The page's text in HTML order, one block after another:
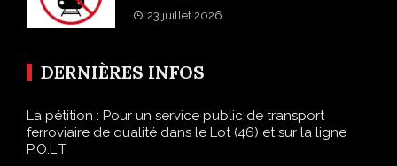
23 juillet 2026
DERNIÈRES INFOS
La pétition : Pour un service public de transport
ferroviaire de qualité dans le Lot (46) et sur la ligne
P.O.L.T